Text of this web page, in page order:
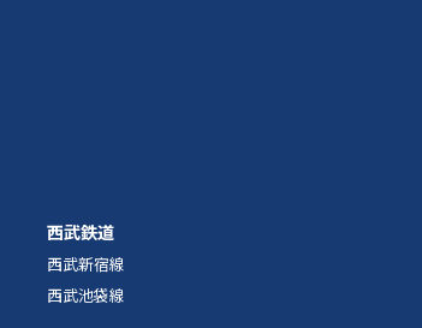
西武鉄道
西武新宿線
西武池袋線